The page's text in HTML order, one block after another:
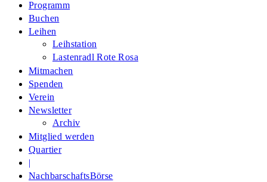
Programm
Buchen
Leihen
Leihstation
Lastenradl Rote Rosa
Mitmachen
Spenden
Verein
Newsletter
Archiv
Mitglied werden
Quartier
|
NachbarschaftsBörse